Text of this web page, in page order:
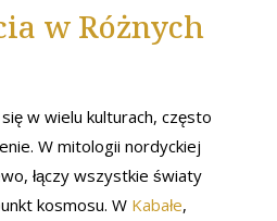
w Różnych
w wielu kulturach, często
W mitologii nordyckiej
łączy wszystkie światy
kosmosu. W Kabałe,